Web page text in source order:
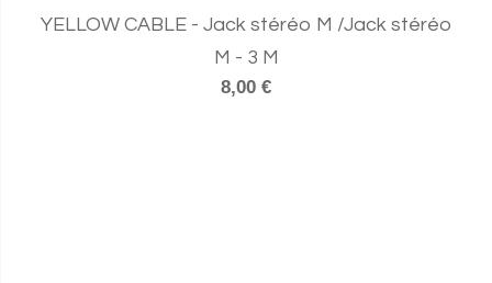
YELLOW CABLE - Jack stéréo M /Jack stéréo
M - 3 M
8,00 €